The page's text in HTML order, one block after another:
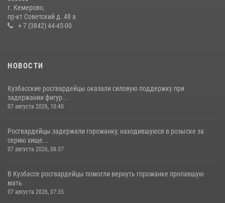
гипермаркета товары на 13 тысяч рублей (ВИДЕО)
16 июля 2026, 06:43
г. Кемерово,
пр-кт Советский д. 48 а
+ 7 (3842) 44-45-00
НОВОСТИ
Кузбасские росгвардейцы оказали силовую поддержку при
задержании фигур...
07 августа 2026, 10:40
Росгвардейцы задержали горожанку, находившуюся в розыске за
серию хище...
07 августа 2026, 08:37
В Кузбассе росгвардейцы помогли вернуть горожанке пропавшую
мать
07 августа 2026, 07:35